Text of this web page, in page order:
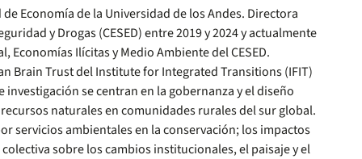
Economía de la Universidad de los Andes. Directora
y Drogas (CESED) entre 2019 y 2024 y actualmente
Economías Ilícitas y Medio Ambiente del CESED.
Brain Trust del Institute for Integrated Transitions (IFIT)
investigación se centran en la gobernanza y el diseño
naturales en comunidades rurales del sur global.
servicios ambientales en la conservación; los impactos
sobre los cambios institucionales, el paisaje y el